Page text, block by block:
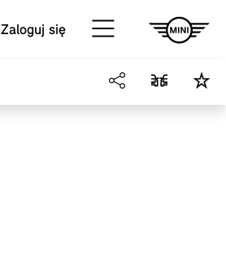
Zaloguj się